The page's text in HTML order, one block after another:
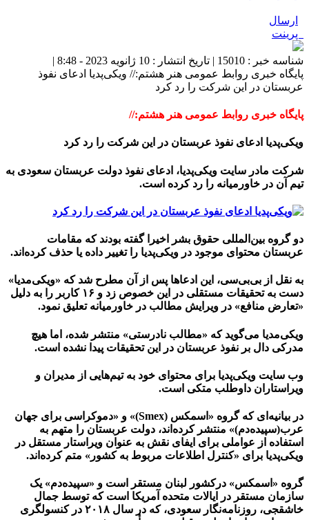
ارسال
پرینت
شناسه خبر : 15010 | تاریخ انتشار : 10 ژانویه 2023 - 8:48 |
پایگاه خبری روابط عمومی هنر هشتم:// ویکی‌پدیا ادعای نفوذ
عربستان در این شرکت را رد کرد
پایگاه خبری روابط عمومی هنر هشتم://
ویکی‌پدیا ادعای نفوذ عربستان در این شرکت را رد کرد
شرکت مادر سایت ویکی‌پدیا، ادعای نفوذ دولت عربستان سعودی به
تیم آن در خاورمیانه را رد کرده است.
دو گروه بین‌المللی حقوق بشر اخیرا گفته بودند که مقامات
عربستان محتوای موجود در ویکی‌پدیا را تغییر داده یا حذف کرده‌اند.
به نقل از بی‌بی‌سی، این ادعاها پس از آن مطرح شد که «ویکی‌مدیا»
دست به تحقیقات مستقلی در این خصوص زد و ۱۶ کاربر را به دلیل
«تعارض منافع» در ویرایش مطالب در خاورمیانه تعلیق نمود.
ویکی‌مدیا می‌گوید که «مطالب نادرستی‌» منتشر شده، اما هیچ
مدرکی دال بر نفوذ عربستان در این تحقیقات پیدا نشده است.
وب سایت ویکی‌پدیا برای محتوای خود به تیم‌هایی از مدیران و
ویراستاران داوطلب متکی است.
در بیانیه‌ای که گروه «اسمکس (Smex)» و «دموکراسی برای جهان
عرب(سپیده‌دم)» منتشر کرده‌اند، دولت عربستان را متهم به
استفاده از عواملی برای ایفای نقش به عنوان ویراستار مستقل در
ویکی‌پدیا برای «کنترل اطلاعات مربوط به کشور» متم کرده‌اند.
گروه «اسمکس» درکشور لبنان مستقر است و «سپیده‌دم» یک
سازمان مستقر در ایالات متحده آمریکا است که توسط جمال
خاشقجی، روزنامه‌نگار سعودی، که در سال ۲۰۱۸ در کنسولگری